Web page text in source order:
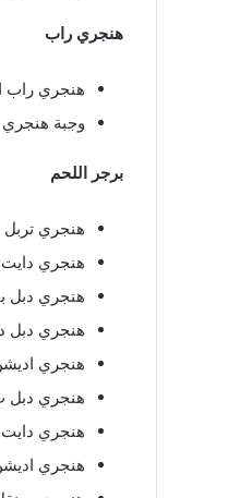
هنجري راب
هنجري راب
وجبة هنجري
برجر اللحم
هنجري تربل ب ٢٥
هنجري دايت
هنجري دبل
هنجري دبل دبل ب
هنجري اديشن
هنجري دبل ب ٢٠
هنجري دايت دبل
هنجري اديشن